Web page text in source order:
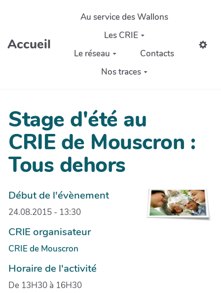
Aller au contenu principal
Accueil
Au service des Wallons
Les CRIE
Le réseau
Contacts
Nos traces
Stage d'été au
CRIE de Mouscron :
Tous dehors
Début de l'évènement
24.08.2015 - 13:30
CRIE organisateur
CRIE de Mouscron
Horaire de l'activité
De 13H30 à 16H30